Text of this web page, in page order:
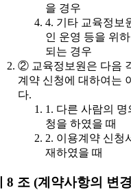
을 경우
4. 기타 교육정보
인 운영 등을 위
되는 경우
② 교육정보원은 다음
계약 신청에 대하여는
다.
1. 다른 사람의
청을 하였을 때
2. 이용계약 신청
재하였을 때
8 조 (계약사항의 변